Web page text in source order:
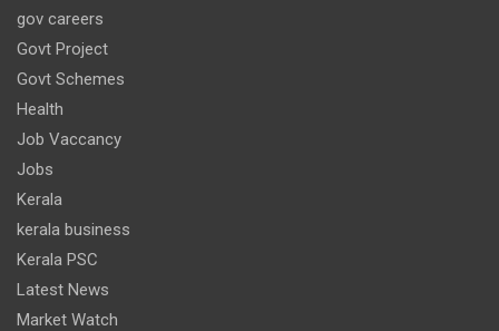
gov careers
Govt Project
Govt Schemes
Health
Job Vaccancy
Jobs
Kerala
kerala business
Kerala PSC
Latest News
Market Watch